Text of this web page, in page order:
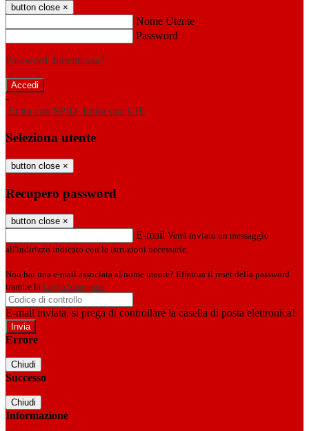
button close ×
Nome Utente
Password
Password dimenticata?
-
Entra con SPID Entra con CIE
Seleziona utente
button close ×
Recupero password
button close ×
E-mail Verrà inviato un messaggio
all'indirizzo indicato con le istruzioni necessarie.
Non hai una e-mail associata al nome utente? Effettua il reset della password
tramite la Login Spaggiari
E-mail inviata, si prega di controllare la casella di posta elettronica!
Errore
Chiudi
Successo
Chiudi
Informazione